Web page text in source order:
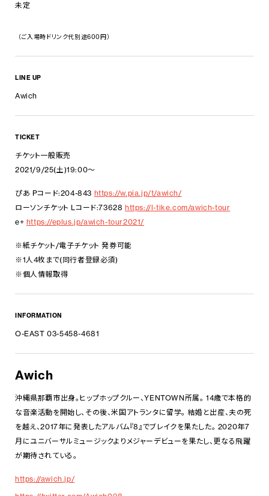
未定
（ご入場時ドリンク代別途600円）
LINE UP
Awich
TICKET
チケット一般販売
2021/9/25(土)19:00～
ぴあ Pコード:204-843 https://w.pia.jp/t/awich/
ローソンチケット Lコード:73628 https://l-tike.com/awich-tour
e+ https://eplus.jp/awich-tour2021/
※紙チケット/電子チケット 発券可能
※1人4枚まで(同行者登録必須)
※個人情報取得
INFORMATION
O-EAST 03-5458-4681
Awich
沖縄県那覇市出身。ヒップホップクルー、YENTOWN所属。 14歳で本格的
な音楽活動を開始し、その後、米国アトランタに留学。 結婚と出産、夫の死
を越え、2017年に発表したアルバム『8』でブレイクを果たした。 2020年7
月にユニバーサルミュージックよりメジャーデビューを果たし、更なる飛躍
が期待されている。
https://awich.jp/